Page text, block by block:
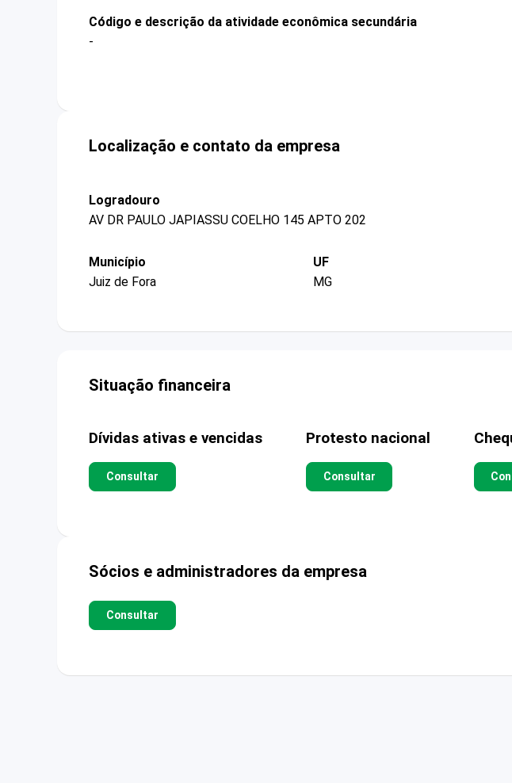
Código e descrição da atividade econômica secundária
-
Localização e contato da empresa
Logradouro
AV DR PAULO JAPIASSU COELHO 145 APTO 202
Município
Juiz de Fora
UF
MG
Situação financeira
Dívidas ativas e vencidas
Consultar
Protesto nacional
Consultar
Sócios e administradores da empresa
Consultar